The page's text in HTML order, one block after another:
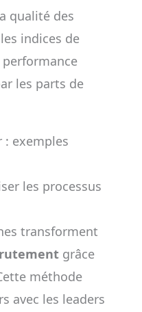
qualité des
indices de
les parts de
: exemples
les processus
transforment
grâce
méthode
avec les leaders